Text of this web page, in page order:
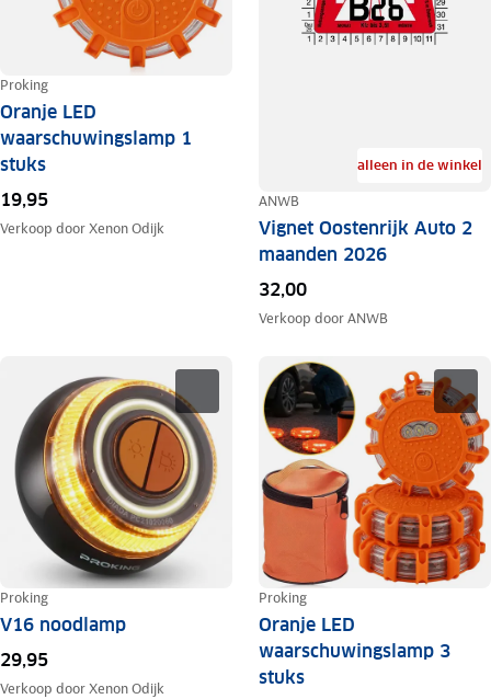
Proking
Oranje LED
waarschuwingslamp 1
stuks
19,95
Verkoop doorXenon Odijk
alleen in de winkel
ANWB
Vignet Oostenrijk Auto 2
maanden 2026
32,00
Verkoop doorANWB
Proking
V16 noodlamp
29,95
Verkoop doorXenon Odijk
Proking
Oranje LED
waarschuwingslamp 3
stuks